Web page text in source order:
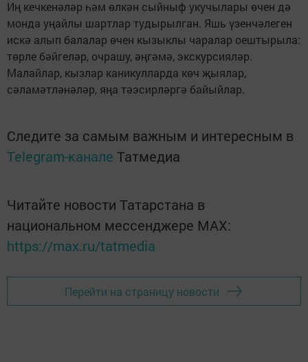
Иң кечкенәләр һәм өлкән сыйныф укучылары өчен дә
монда уңайлы шартлар тудырылган. Яшь үзенчәлеген
искә алып балалар өчен кызыклы чаралар оештырыла:
төрле бәйгеләр, очрашу, әңгәмә, экскурсияләр.
Малайлар, кызлар каникулларда көч җыялар,
сәламәтләнәләр, яңа тәэсирләргә байыйлар.
Следите за самым важным и интересным в
Telegram-канале Татмедиа
Читайте новости Татарстана в
национальном мессенджере MАХ:
https://max.ru/tatmedia
Перейти на страницу новости